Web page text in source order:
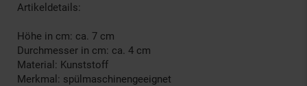
Artikeldetails:
Höhe in cm: ca. 7 cm
Durchmesser in cm: ca. 4 cm
Material: Kunststoff
Merkmal: spülmaschinengeeignet